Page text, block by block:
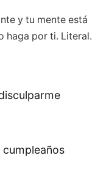
y tu mente está
haga por ti. Literal.
cumpleaños